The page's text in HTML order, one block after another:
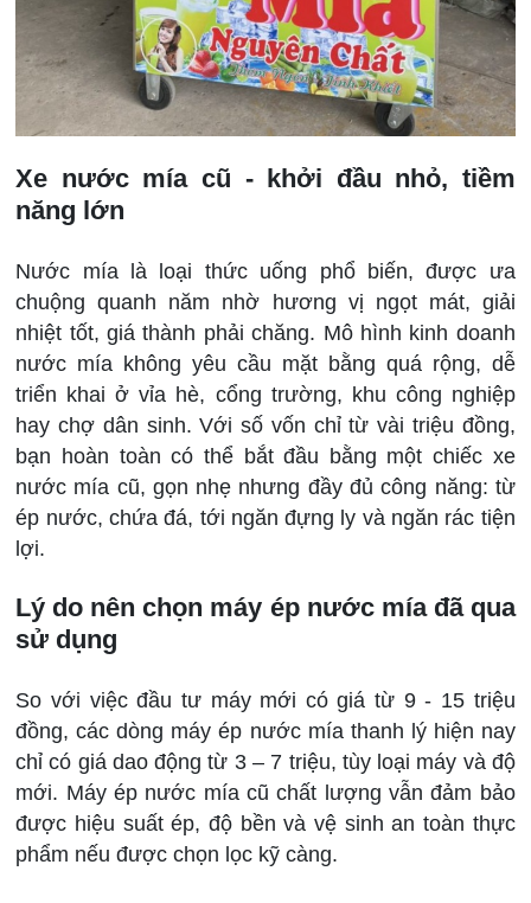
Xe nước mía cũ - khởi đầu nhỏ, tiềm
năng lớn
Nước mía là loại thức uống phổ biến, được ưa
chuộng quanh năm nhờ hương vị ngọt mát, giải
nhiệt tốt, giá thành phải chăng. Mô hình kinh doanh
nước mía không yêu cầu mặt bằng quá rộng, dễ
triển khai ở vỉa hè, cổng trường, khu công nghiệp
hay chợ dân sinh. Với số vốn chỉ từ vài triệu đồng,
bạn hoàn toàn có thể bắt đầu bằng một chiếc xe
nước mía cũ, gọn nhẹ nhưng đầy đủ công năng: từ
ép nước, chứa đá, tới ngăn đựng ly và ngăn rác tiện
lợi.
Lý do nên chọn máy ép nước mía đã qua
sử dụng
So với việc đầu tư máy mới có giá từ 9 - 15 triệu
đồng, các dòng máy ép nước mía thanh lý hiện nay
chỉ có giá dao động từ 3 – 7 triệu, tùy loại máy và độ
mới. Máy ép nước mía cũ chất lượng vẫn đảm bảo
được hiệu suất ép, độ bền và vệ sinh an toàn thực
phẩm nếu được chọn lọc kỹ càng.